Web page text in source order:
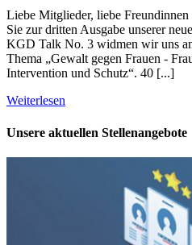
Liebe Mitglieder, liebe
Sie zur dritten Ausgabe unserer
KGD Talk No. 3 widmen wir uns
Thema „Gewalt gegen Frauen -
Intervention und Schutz“. 40 [...]
Weiterlesen
Unsere aktuellen Stellenangebote